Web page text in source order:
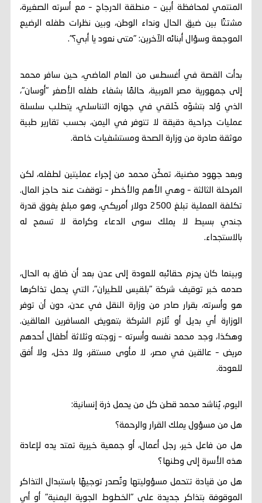
المنتمي لمحافظة أبين – منطقة الدرجاج – مع أسرته الصغيرة،
مشتتًا بين ضيق الحال ونداء الوطن، وبين نظرات طفله الرضيع
الموجعة وسؤال أبنائه الآخرين: "متى نعود يا أبي؟".
بدأت القصة في أغسطس من العام الماضي، حين سافر محمد
إلى جمهورية مصر العربية، حالمًا بشفاء طفله الأصغر "أوسان"،
الذي وُلد بتشوّه خَلقي في جهازه التناسلي، يتطلب سلسلة
عمليات جراحية دقيقة لا تتوفر في اليمن، بحسب تقارير طبية
موثقة صادرة من وزارة الصحة ومستشفيات خاصة.
وبعد جهود مضنية، تمكّن محمد من إجراء عمليتين لطفله، لكن
المرحلة الثالثة – وهي الأهم والأخطر – توقفت عند حاجز المال.
تكلفة العملية تبلغ 2500 دولار أمريكي، وهو مبلغ يفوق قدرة
جندي بسيط لا يملك سوى الدعاء وكرامة لا تسمح له
بالاستجداء.
وبينما كان يحزم حقائبه للعودة إلى عدن بعد أن ضاق به الحال،
صدمه خبر توقيف شركة "بلقيس للطيران"، التي يحمل تذاكرها
هو وأسرته، بقرار صادر من وزارة النقل في عدن، دون أن توفر
الوزارة أي بديل أو تُلزم الشركة بتعويض المسافرين العالقين.
وهكذا، وجد محمد نفسه وأسرته – زوجته وثلاثة أطفال أحدهم
مريض – عالقين في مصر، لا مأوى مستقر، ولا دخل، ولا أفق
للعودة.
اليوم، يُناشد محمد قطن كل من يحمل ذرة إنسانية:
هل من مسؤول يملك القرار والرحمة؟
هل من فاعل خير، رجل أعمال، أو جمعية خيرية تمتد يده لإعادة
هذه الأسرة إلى وطنها؟
هل من قيادة تتحمل مسؤوليتها وتُصدر توجيهًا باستبدال التذاكر
الموقوفة بتذاكر جديدة على "الخطوط الجوية اليمنية" أو أي